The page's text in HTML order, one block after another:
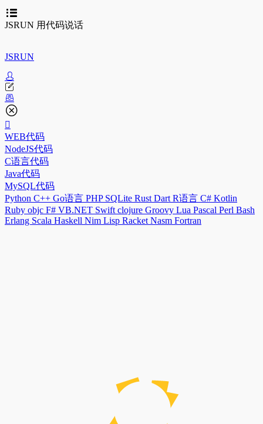
JSRUN 用代码说话
JSRUN
WEB代码
NodeJS代码
C语言代码
Java代码
MySQL代码
Python C++ Go语言 PHP SQLite Rust Dart R语言 C# Kotlin
Ruby objc F# VB.NET Swift clojure Groovy Lua Pascal Perl Bash
Erlang Scala Haskell Nim Lisp Racket Nasm Fortran